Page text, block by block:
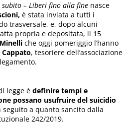
subito – Liberi fino alla fine nasce
è stata inviata a tutti i
trasversale, e, dopo alcuni
propria e depositata, il 15
Minelli che oggi pomeriggio l’hanno
Cappato, tesoriere dell’associazione
legge èdefinire tempi e
possano usufruire del suicidio
seguito a quanto sancito dalla
242/2019.